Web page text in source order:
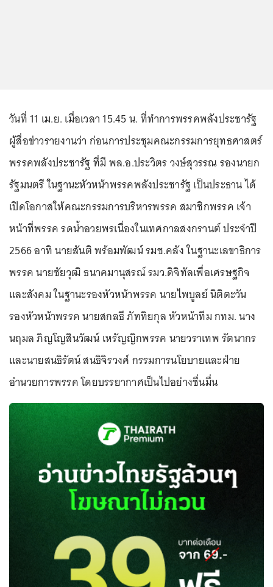
วันที่ 11 เม.ย. เมื่อเวลา 15.45 น. ที่ทำการพรรคพลังประชารัฐ
ผู้สื่อข่าวรายงานว่า ก่อนการประชุมคณะกรรมการยุทธศาสตร์
พรรคพลังประชารัฐ ที่มี พล.อ.ประวิตร วงษ์สุวรรณ รองนายก
รัฐมนตรี ในฐานะหัวหน้าพรรคพลังประชารัฐ เป็นประธาน ได้
เปิดโอกาสให้คณะกรรมการบริหารพรรค สมาชิกพรรค เจ้า
หน้าที่พรรค รดน้ำอวยพรเนื่องในเทศกาลสงกรานต์ ประจำปี
2566 อาทิ นายสันติ พร้อมพัฒน์ รมช.คลัง ในฐานะเลขาธิการ
พรรค นายชัยวุฒิ ธนาคมานุสรณ์ รมว.ดิจิทัลเพื่อเศรษฐกิจ
และสังคม ในฐานะรองหัวหน้าพรรค นายไพบูลย์ นิติตะวัน
รองหัวหน้าพรรค นายสกลธี ภัททิยกุล หัวหน้าทีม กทม. นาง
นฤมล ภิญโญสินวัฒน์ เหรัญญิกพรรค นายวราเทพ รัตนากร
และนายสนธิรัตน์ สนธิจิรวงศ์ กรรมการนโยบายและฝ่าย
อำนวยการพรรค โดยบรรยากาศเป็นไปอย่างชื่นมื่น